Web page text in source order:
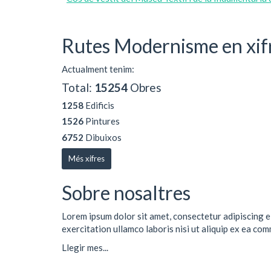
Rutes Modernisme en
Actualment tenim:
Total: 15254 Obres
1258 Edificis
1526 Pintures
6752 Dibuixos
Més xifres
Sobre nosaltres
Lorem ipsum dolor sit amet, consectetur adipiscing
exercitation ullamco laboris nisi ut aliquip ex ea
Llegir mes...